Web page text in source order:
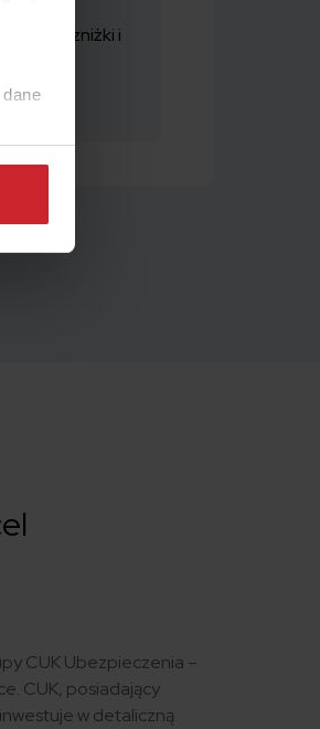
zniżki i
CUK Ubezpieczenia –
CUK, posiadający
w detaliczną